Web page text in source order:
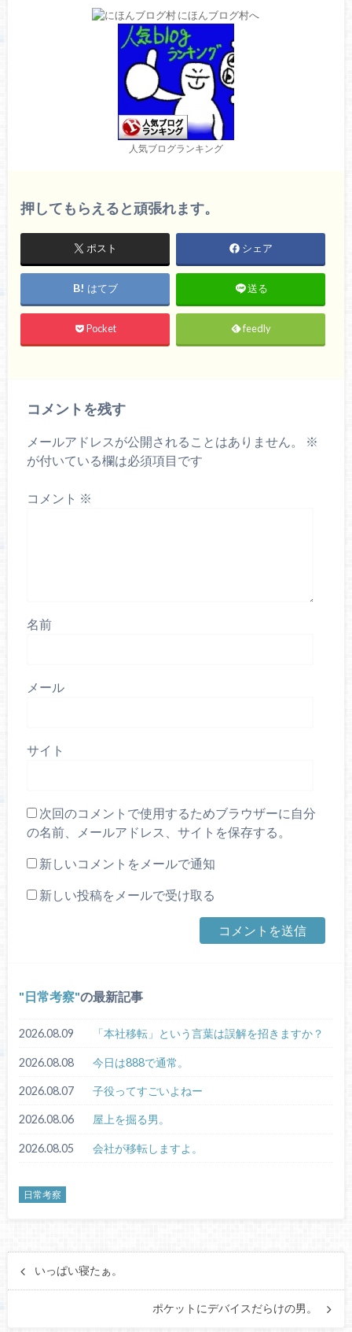
人気ブログランキング
押してもらえると頑張れます。
ポスト シェア
はてブ 送る
Pocket feedly
コメントを残す
メールアドレスが公開されることはありません。
※
が付いている欄は必須項目です
コメント ※
名前
メール
サイト
次回のコメントで使用するためブラウザーに自分
の名前、メールアドレス、サイトを保存する。
新しいコメントをメールで通知
新しい投稿をメールで受け取る
日常考察 の最新記事
2026.08.09 「本社移転」という言葉は誤解を招きますか？
2026.08.08 今日は888で通常。
2026.08.07 子役ってすごいよねー
2026.08.06 屋上を掘る男。
2026.08.05 会社が移転しますよ。
日常考察
いっぱい寝たぁ。
ポケットにデバイスだらけの男。